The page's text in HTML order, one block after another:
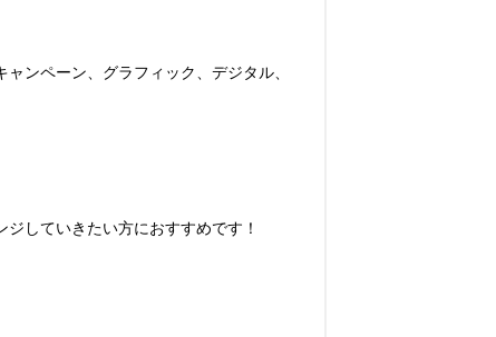
ンペーン、グラフィック、デジタル、
していきたい方におすすめです！